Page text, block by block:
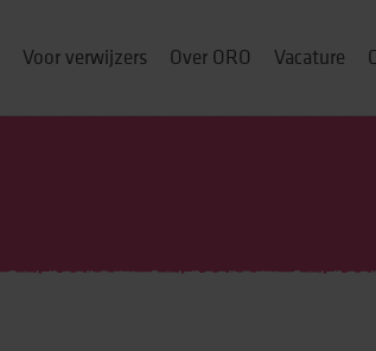
Voor verwijzers Over ORO Vacature